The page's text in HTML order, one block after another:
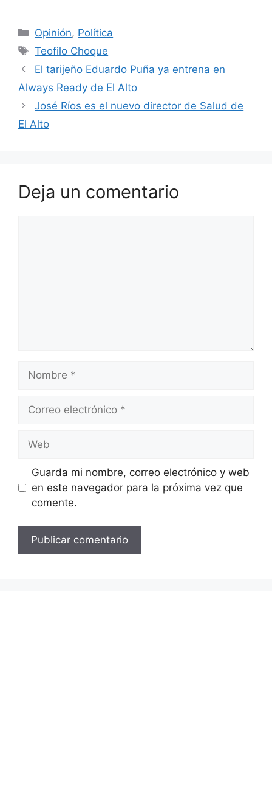
c
e
b
o
o
k
at
s
A
p
p
itt
er
a
m
st
ar
Categorías
Opinión, Política
Etiquetas
Teofilo Choque
El tarijeño Eduardo Puña ya entrena en
Always Ready de El Alto
José Ríos es el nuevo director de Salud de
El Alto
Deja un comentario
electrónico
Guarda mi nombre, correo electrónico y web
en este navegador para la próxima vez que
comente.